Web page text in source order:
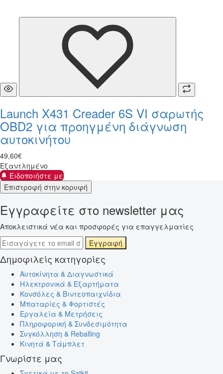
Launch X431 Creader 6S VI σαρωτής
OBD2 για προηγμένη διάγνωση
αυτοκινήτου
49,60€
Εξαντλημένο
Ειδοποιήστε με
Επιστροφή στην κορυφή
Εγγραφείτε στο newsletter μας
Αποκλειστικά νέα και προσφορές για επαγγελματίες
Εγγραφή
Δημοφιλείς κατηγορίες
Αυτοκίνητα & Διαγνωστικά
Ηλεκτρονικά & Εξαρτήματα
Κονσόλες & Βιντεοπαιχνίδια
Μπαταρίες & Φορτιστές
Εργαλεία & Μετρήσεις
Πληροφορική & Συνδεσιμότητα
Συγκόλληση & Reballing
Κινητά & Τάμπλετ
Γνωρίστε μας